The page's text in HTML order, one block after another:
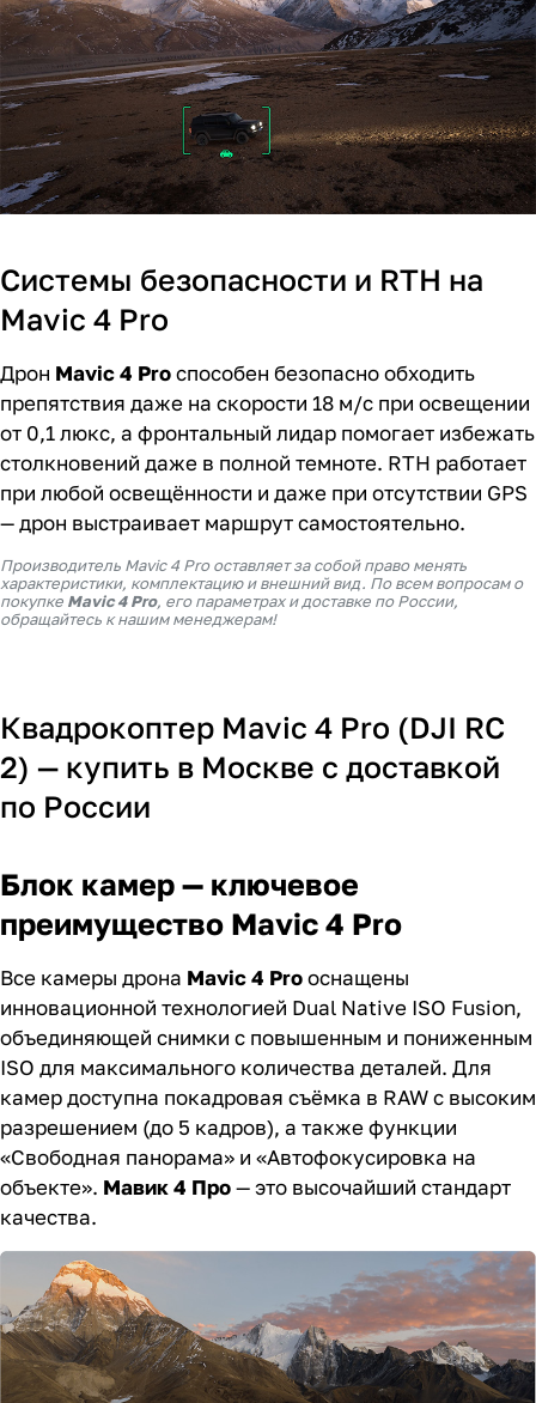
Системы безопасности и RTH на
Mavic 4 Pro
Дрон Mavic 4 Proспособен безопасно обходить
препятствия даже на скорости 18 м/с при освещении
от 0,1 люкс, а фронтальный лидар помогает избежать
столкновений даже в полной темноте. RTH работает
при любой освещённости и даже при отсутствии GPS
— дрон выстраивает маршрут самостоятельно.
Производитель Mavic 4 Pro оставляет за собой право менять
характеристики, комплектацию и внешний вид. По всем вопросам о
покупке Mavic 4 Pro, его параметрах и доставке по России,
обращайтесь к нашим менеджерам!
Квадрокоптер Mavic 4 Pro (DJI RC
2) — купить в Москве с доставкой
по России
Блок камер — ключевое
преимущество Mavic 4 Pro
Все камеры дрона Mavic 4 Proоснащены
инновационной технологией Dual Native ISO Fusion,
объединяющей снимки с повышенным и пониженным
ISO для максимального количества деталей. Для
камер доступна покадровая съёмка в RAW с высоким
разрешением (до 5 кадров), а также функции
«Свободная панорама» и «Автофокусировка на
объекте». Мавик 4 Про— это высочайший стандарт
качества.